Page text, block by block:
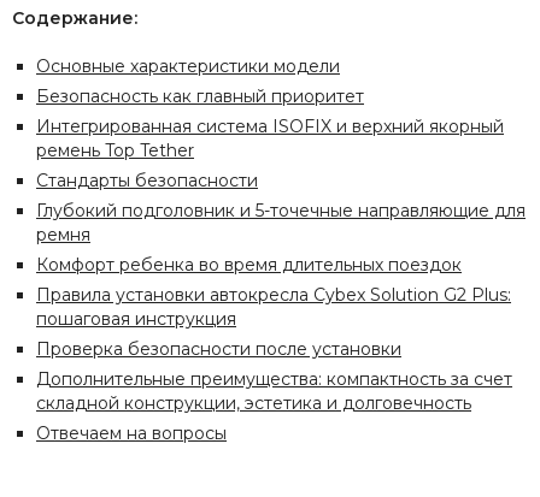
Содержание:
Основные характеристики модели
Безопасность как главный приоритет
Интегрированная система ISOFIX и верхний якорный
ремень Top Tether
Стандарты безопасности
Глубокий подголовник и 5-точечные направляющие для
ремня
Комфорт ребенка во время длительных поездок
Правила установки автокресла Cybex Solution G2 Plus:
пошаговая инструкция
Проверка безопасности после установки
Дополнительные преимущества: компактность за счет
складной конструкции, эстетика и долговечность
Отвечаем на вопросы